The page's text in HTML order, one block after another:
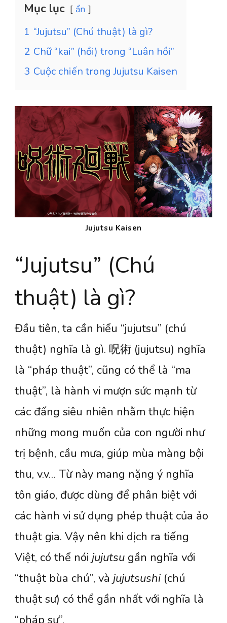
Mục lục ẩn
1 “Jujutsu” (Chú thuật) là gì?
2 Chữ “kai” (hồi) trong “Luân hồi”
3 Cuộc chiến trong Jujutsu Kaisen
Jujutsu Kaisen
“Jujutsu” (Chú
thuật) là gì?
Đầu tiên, ta cần hiểu “jujutsu” (chú
thuật) nghĩa là gì. 呪術 (jujutsu) nghĩa
là “pháp thuật”, cũng có thể là “ma
thuật”, là hành vi mượn sức mạnh từ
các đấng siêu nhiên nhằm thực hiện
những mong muốn của con người như
trị bệnh, cầu mưa, giúp mùa màng bội
thu, v.v… Từ này mang nặng ý nghĩa
tôn giáo, được dùng để phân biệt với
các hành vi sử dụng phép thuật của ảo
thuật gia. Vậy nên khi dịch ra tiếng
Việt, có thể nói jujutsu gần nghĩa với
“thuật bùa chú”, và jujutsushi(chú
thuật sư) có thể gần nhất với nghĩa là